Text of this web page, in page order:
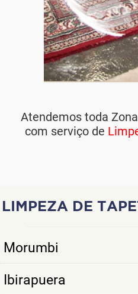
Atendemos toda
com serviço de
LIMPEZA DE
Morumbi
Ibirapuera